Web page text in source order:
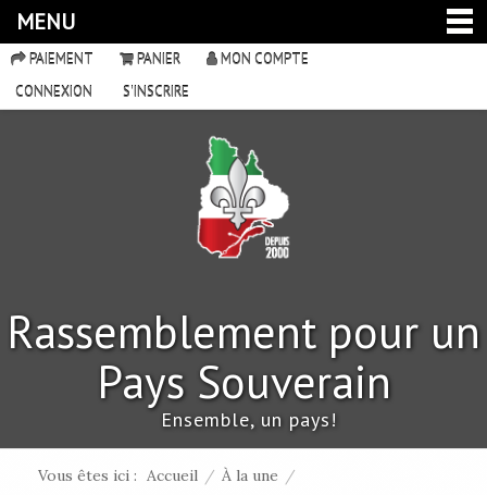
MENU
PAIEMENT PANIER
MON COMPTE
CONNEXION
S'INSCRIRE
Rassemblement pour un
Pays Souverain
Ensemble, un pays!
Vous êtes ici : Accueil / À la une /